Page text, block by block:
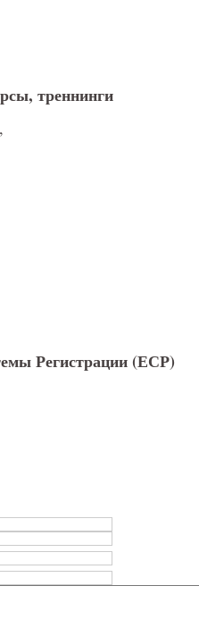
треннинги
,
Регистрации (ЕСР)